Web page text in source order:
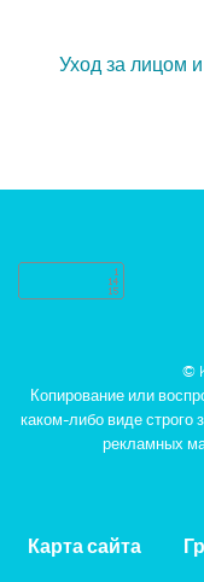
Уход за лицом
©
Копирование или
каком-либо виде строго
рекламных
Карта сайта